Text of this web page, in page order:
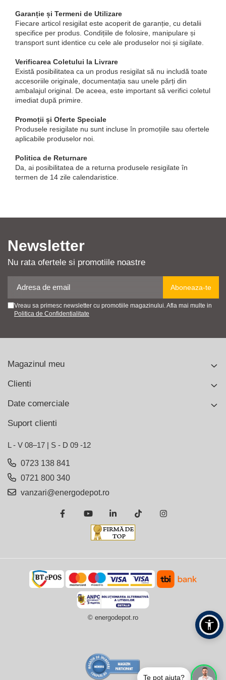
Invertoare on-grid Sungrow
Statii de reincarcare Sungrow
Victron Energy
MPPT
Accesorii Victron
Invertor Hibrid - Off Grid
Statii de reincarcare Victron
HV
US
SMA
Sungrow
SBH
SBR battery
SBS
Accesorii stocare
Cabluri aluminiu coaxial bransament
Cabluri aluminiu nearmat
Cabluri aluminiu tip Enel
Cabluri energie joasa tensiune -
cupru
Cabluri cupru armat
Cabluri cupru flexibil
Cabluri cupru nearmat
Cabluri flexibile
Cabluri flexibile plate
Cabluri semnalizare si control
Conductori rigizi
Conductori rigizi cupru
Cabluri alarma
Cabluri boxe
Cabluri semnalizare si control
ecranate
Cutie ABS modulara
Doze
Doze aparat
Jgheaburi
Jgheab metalic perforat
Jgheab tip sarma
Tablou metalic
Tablou organizare santier
echipat
necablat
Tub flexibil
Intrerupatoare automate
AFDD
Intrerupatoare automate de putere
Intrerupatoare automate diferentiale
Intrerupatoare automate modulare
Separator sarcina
Relee
Separator fuzibil
Separator fuzibil aplicatii fotovoltaice
Sigurante fuzibile
Aplica LED
Corpuri solare
Corpuri solare decorative
Instalatii sarbatori
Lanterne
Stalpi de iluminat
Garanție și Termeni de Utilizare
Fiecare articol resigilat este acoperit de garanție, cu detalii
specifice per produs. Condițiile de folosire, manipulare și
transport sunt identice cu cele ale produselor noi și sigilate.
Verificarea Coletului la Livrare
Există posibilitatea ca un produs resigilat să nu includă toate
accesoriile originale, documentația sau unele părți din
ambalajul original. De aceea, este important să verifici coletul
imediat după primire.
Promoții și Oferte Speciale
Produsele resigilate nu sunt incluse în promoțiile sau ofertele
aplicabile produselor noi.
Politica de Returnare
Da, ai posibilitatea de a returna produsele resigilate în
termen de 14 zile calendaristice.
Newsletter
Nu rata ofertele si promotiile noastre
Vreau sa primesc newsletter cu promotiile magazinului. Afla mai multe in
Politica de Confidentialitate
Magazinul meu
Clienti
Date comerciale
Suport clienti
L - V 08–17 | S - D 09 -12
0723 138 841
0721 800 340
vanzari@energodepot.ro
© energodepot.ro
Te pot ajuta?